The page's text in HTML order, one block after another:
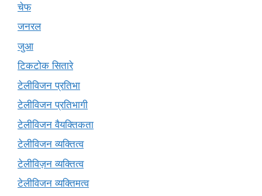
चेफ
जनरल
जुआ
टिकटोक सितारे
टेलीविजन प्रतिभा
टेलीविजन प्रतिभागी
टेलीविजन वैयक्तिकता
टेलीविजन व्यक्तित्व
टेलीविज़न व्यक्तित्व
टेलीविजन व्यक्तिमत्व